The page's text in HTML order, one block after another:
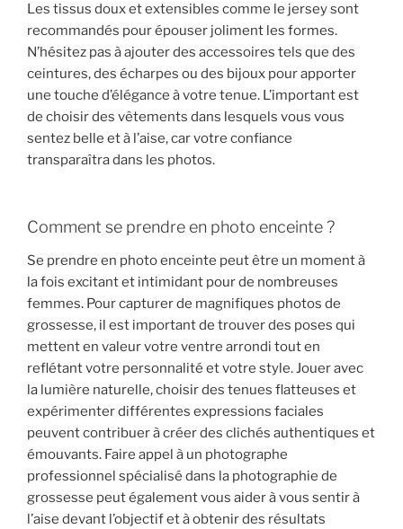
Les tissus doux et extensibles comme le jersey sont
recommandés pour épouser joliment les formes.
N’hésitez pas à ajouter des accessoires tels que des
ceintures, des écharpes ou des bijoux pour apporter
une touche d’élégance à votre tenue. L’important est
de choisir des vêtements dans lesquels vous vous
sentez belle et à l’aise, car votre confiance
transparaîtra dans les photos.
Comment se prendre en photo enceinte ?
Se prendre en photo enceinte peut être un moment à
la fois excitant et intimidant pour de nombreuses
femmes. Pour capturer de magnifiques photos de
grossesse, il est important de trouver des poses qui
mettent en valeur votre ventre arrondi tout en
reflétant votre personnalité et votre style. Jouer avec
la lumière naturelle, choisir des tenues flatteuses et
expérimenter différentes expressions faciales
peuvent contribuer à créer des clichés authentiques et
émouvants. Faire appel à un photographe
professionnel spécialisé dans la photographie de
grossesse peut également vous aider à vous sentir à
l’aise devant l’objectif et à obtenir des résultats